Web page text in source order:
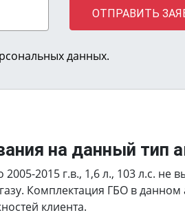
ОТПРАВИТЬ
данных.
на данный тип
2015 г.в., 1,6 л., 103 л.с. не
Комплектация ГБО в
клиента.